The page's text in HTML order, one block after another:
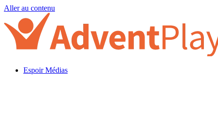
Aller au contenu
Espoir Médias